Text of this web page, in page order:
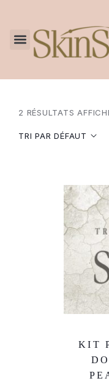
2 RÉSULTATS
TRI PAR DÉFAUT
KIT